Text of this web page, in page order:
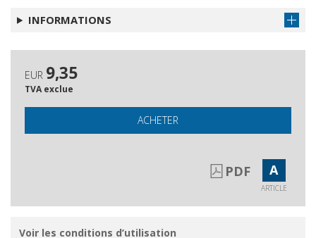
INFORMATIONS
EUR 9,35
TVA exclue
ACHETER
PDF A
ARTICLE
Voir les conditions d’utilisation